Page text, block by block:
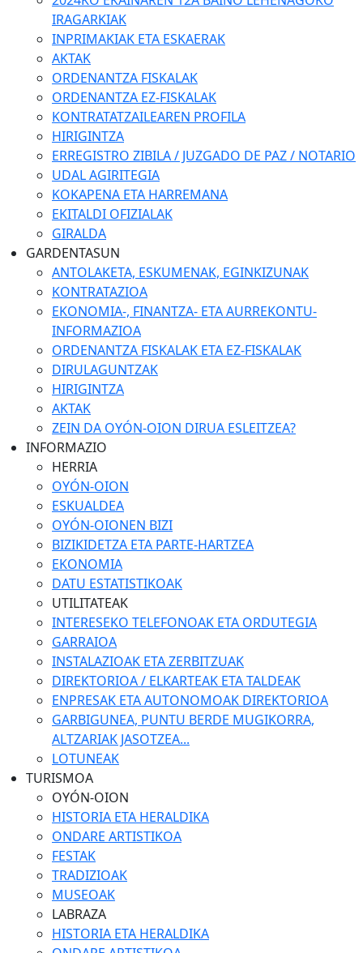
IRAGARKIAK
INPRIMAKIAK ETA ESKAERAK
AKTAK
ORDENANTZA FISKALAK
ORDENANTZA EZ-FISKALAK
KONTRATATZAILEAREN PROFILA
HIRIGINTZA
ERREGISTRO ZIBILA / JUZGADO DE PAZ / NOTARIO
UDAL AGIRITEGIA
KOKAPENA ETA HARREMANA
EKITALDI OFIZIALAK
GIRALDA
GARDENTASUN
ANTOLAKETA, ESKUMENAK, EGINKIZUNAK
KONTRATAZIOA
EKONOMIA-, FINANTZA- ETA AURREKONTU-
INFORMAZIOA
ORDENANTZA FISKALAK ETA EZ-FISKALAK
DIRULAGUNTZAK
HIRIGINTZA
AKTAK
ZEIN DA OYÓN-OION DIRUA ESLEITZEA?
INFORMAZIO
HERRIA
OYÓN-OION
ESKUALDEA
OYÓN-OIONEN BIZI
BIZIKIDETZA ETA PARTE-HARTZEA
EKONOMIA
DATU ESTATISTIKOAK
UTILITATEAK
INTERESEKO TELEFONOAK ETA ORDUTEGIA
GARRAIOA
INSTALAZIOAK ETA ZERBITZUAK
DIREKTORIOA / ELKARTEAK ETA TALDEAK
ENPRESAK ETA AUTONOMOAK DIREKTORIOA
GARBIGUNEA, PUNTU BERDE MUGIKORRA,
ALTZARIAK JASOTZEA...
LOTUNEAK
TURISMOA
OYÓN-OION
HISTORIA ETA HERALDIKA
ONDARE ARTISTIKOA
FESTAK
TRADIZIOAK
MUSEOAK
LABRAZA
HISTORIA ETA HERALDIKA